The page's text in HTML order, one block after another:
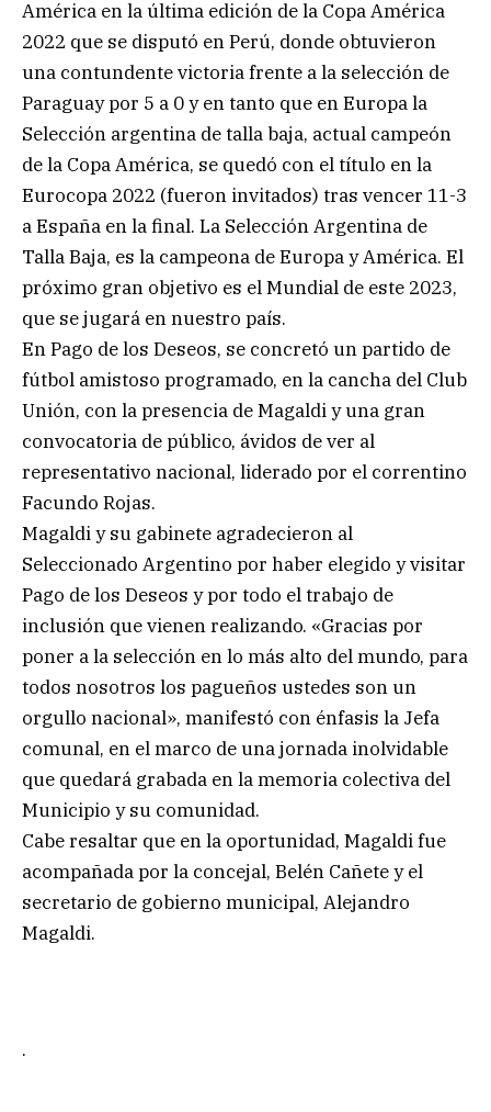
América en la última edición de la Copa América
2022 que se disputó en Perú, donde obtuvieron
una contundente victoria frente a la selección de
Paraguay por 5 a 0 y en tanto que en Europa la
Selección argentina de talla baja, actual campeón
de la Copa América, se quedó con el título en la
Eurocopa 2022 (fueron invitados) tras vencer 11-3
a España en la final. La Selección Argentina de
Talla Baja, es la campeona de Europa y América. El
próximo gran objetivo es el Mundial de este 2023,
que se jugará en nuestro país.
En Pago de los Deseos, se concretó un partido de
fútbol amistoso programado, en la cancha del Club
Unión, con la presencia de Magaldi y una gran
convocatoria de público, ávidos de ver al
representativo nacional, liderado por el correntino
Facundo Rojas.
Magaldi y su gabinete agradecieron al
Seleccionado Argentino por haber elegido y visitar
Pago de los Deseos y por todo el trabajo de
inclusión que vienen realizando. «Gracias por
poner a la selección en lo más alto del mundo, para
todos nosotros los pagueños ustedes son un
orgullo nacional», manifestó con énfasis la Jefa
comunal, en el marco de una jornada inolvidable
que quedará grabada en la memoria colectiva del
Municipio y su comunidad.
Cabe resaltar que en la oportunidad, Magaldi fue
acompañada por la concejal, Belén Cañete y el
secretario de gobierno municipal, Alejandro
Magaldi.
.